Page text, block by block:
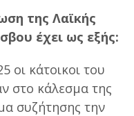
της Λαϊκής
έχει ως εξής:
οι κάτοικοι του
στο κάλεσμα της
συζήτησης την